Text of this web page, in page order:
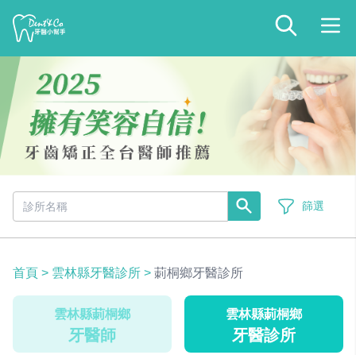
篩選
首頁 > 雲林縣牙醫診所 > 莿桐鄉牙醫診所
雲林縣莿桐鄉
牙醫師
雲林縣莿桐鄉
牙醫診所